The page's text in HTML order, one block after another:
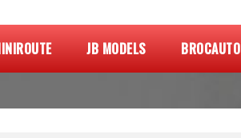
JB MODELS BROCAUTO